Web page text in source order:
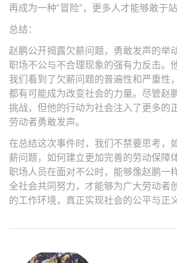
再成为一种“冒险”，更多人才能够敢于
总结：
赵鹏公开揭露欠薪问题，勇敢发声的举
职场不公与不合理现象的强有力反击。
我们看到了欠薪问题的普遍性和严重性
都有可能成为改变社会的力量。尽管赵
挑战，但他的行动为社会注入了更多的
劳动者勇敢发声。
在总结这次事件时，我们不禁要思考，
薪问题，如何建立更加完善的劳动保障
职场人员在面对不公时，能够像赵鹏一
全社会共同努力，才能够为广大劳动者
的工作环境，真正实现社会的公平与正义